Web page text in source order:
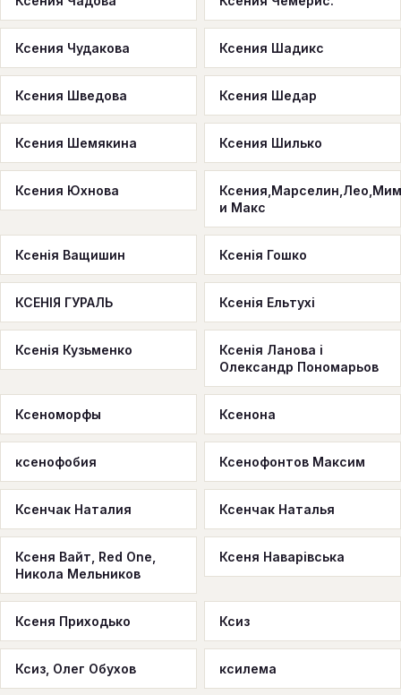
Ксения Чудакова Ксения Шадикс
Ксения Шведова Ксения Шедар
Ксения Шемякина Ксения Шилько
Ксения Юхнова
и Макс
Ксенія Ващишин Ксенія Гошко
КСЕНІЯ ГУРАЛЬ Ксенія Ельтухі
Ксенія Кузьменко
Ксенія Ланова і
Олександр Пономарьов
Ксеноморфы Ксенона
ксенофобия Ксенофонтов Максим
Ксенчак Наталия Ксенчак Наталья
Ксеня Вайт, Red One,
Никола Мельников
Ксеня Наварівська
Ксеня Приходько Ксиз
Ксиз, Олег Обухов ксилема